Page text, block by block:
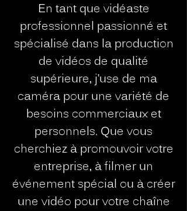
En tant que vidéaste
professionnel passionné et
spécialisé dans la production
de vidéos de qualité
supérieure, j’use de ma
caméra pour une variété de
besoins commerciaux et
personnels. Que vous
cherchiez à promouvoir votre
entreprise, à filmer un
événement spécial ou à créer
une vidéo pour votre chaîne